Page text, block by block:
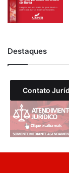
Destaques
Contato